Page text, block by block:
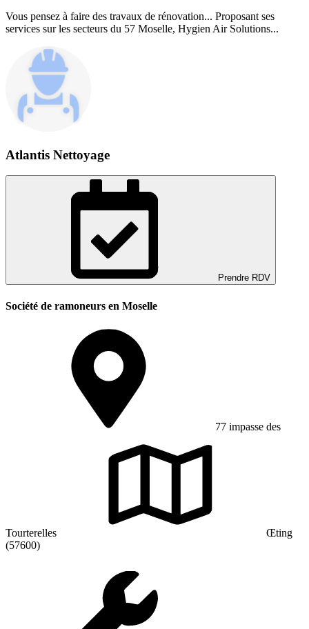
Vous pensez à faire des travaux de rénovation... Proposant ses
services sur les secteurs du 57 Moselle, Hygien Air Solutions...
Atlantis Nettoyage
Prendre RDV
Société de ramoneurs en Moselle
77 impasse des
Tourterelles
Œting
(57600)